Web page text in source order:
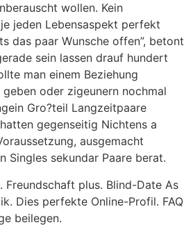
wollen. Kein
jeden Lebensaspekt perfekt
das paar Wunsche offen”, betont
sein lassen drauf hundert
man einem Beziehung
oder zigeunern nochmal
Gro?teil Langzeitpaare
gegenseitig Nichtens a
ausgemacht
Singles sekundar Paare berat.
Freundschaft plus. Blind-Date As
Dies perfekte Online-Profil. FAQ
beilegen.